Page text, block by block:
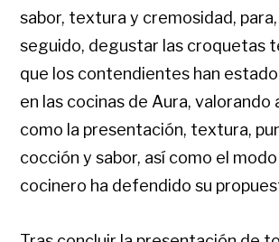
sabor, textura y cremosidad,
seguido, degustar las croquetas
que los contendientes han
en las cocinas de Aura, valorando
como la presentación, textura,
cocción y sabor, así como el
cocinero ha defendido su